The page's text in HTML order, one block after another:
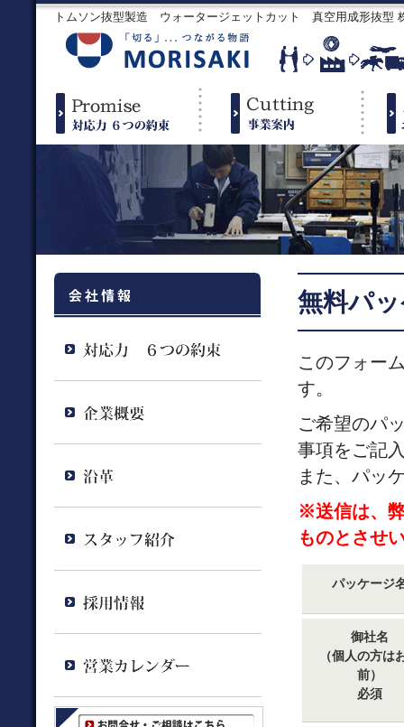
トムソン抜型製造 ウォータージェットカット 真空用成形抜
無料パ
このフォー
す。
ご希望のパ
事項をご記
また、パッ
※送信は、
ものとさせ
パッケージ
御社名
（個人の方は
前）
必須